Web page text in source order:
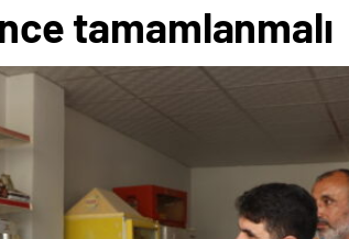
tamamlanmalı